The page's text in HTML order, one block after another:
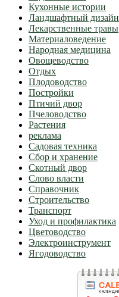
Кухонные истории
Ландшафтный дизайн
Лекарственные травы
Материаловедение
Народная медицина
Овощеводство
Отдых
Плодоводство
Постройки
Птичий двор
Пчеловодство
Растения
реклама
Садовая техника
Сбор и хранение
Скотный двор
Слово власти
Справочник
Строительство
Транспорт
Уход и профилактика
Цветоводство
Электроинструмент
Ягодоводство